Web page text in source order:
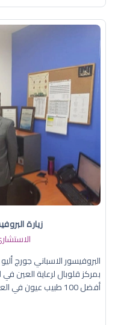
زيارة
البروفيسور الاسباني جورج
بمركز قلوبال لرعاية العين
أفضل 100 طبيب عيون في العالم